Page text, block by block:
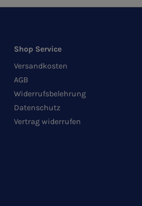
Shop Service
Versandkosten
AGB
Widerrufsbelehrung
Datenschutz
Vertrag widerrufen